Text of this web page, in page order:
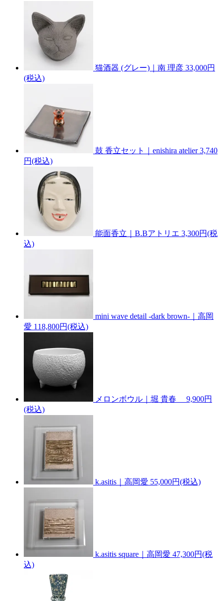
猫酒器 (グレー)｜南 理彦 33,000円
(税込)
鼓 香立セット｜enishira atelier 3,740
円(税込)
能面香立｜B.Bアトリエ 3,300円(税
込)
mini wave detail -dark brown-｜高岡
愛 118,800円(税込)
メロンボウル｜堀 貴春
9,900円
(税込)
k.asitis｜高岡愛 55,000円(税込)
k.asitis square｜高岡愛 47,300円(税
込)